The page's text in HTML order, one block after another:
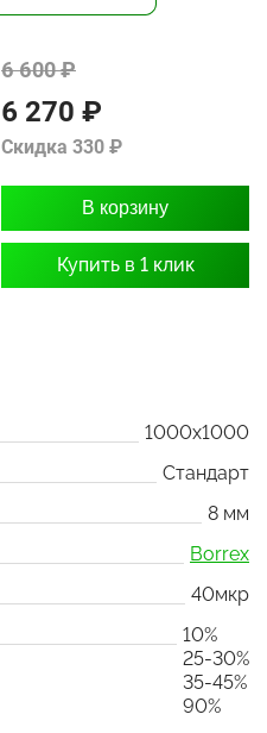
6 600 ₽
6 270 ₽
Скидка 330 ₽
В корзину
Купить в 1 клик
1000x1000
Стандарт
8 мм
Borrex
40мкр
10%
25-30%
35-45%
90%